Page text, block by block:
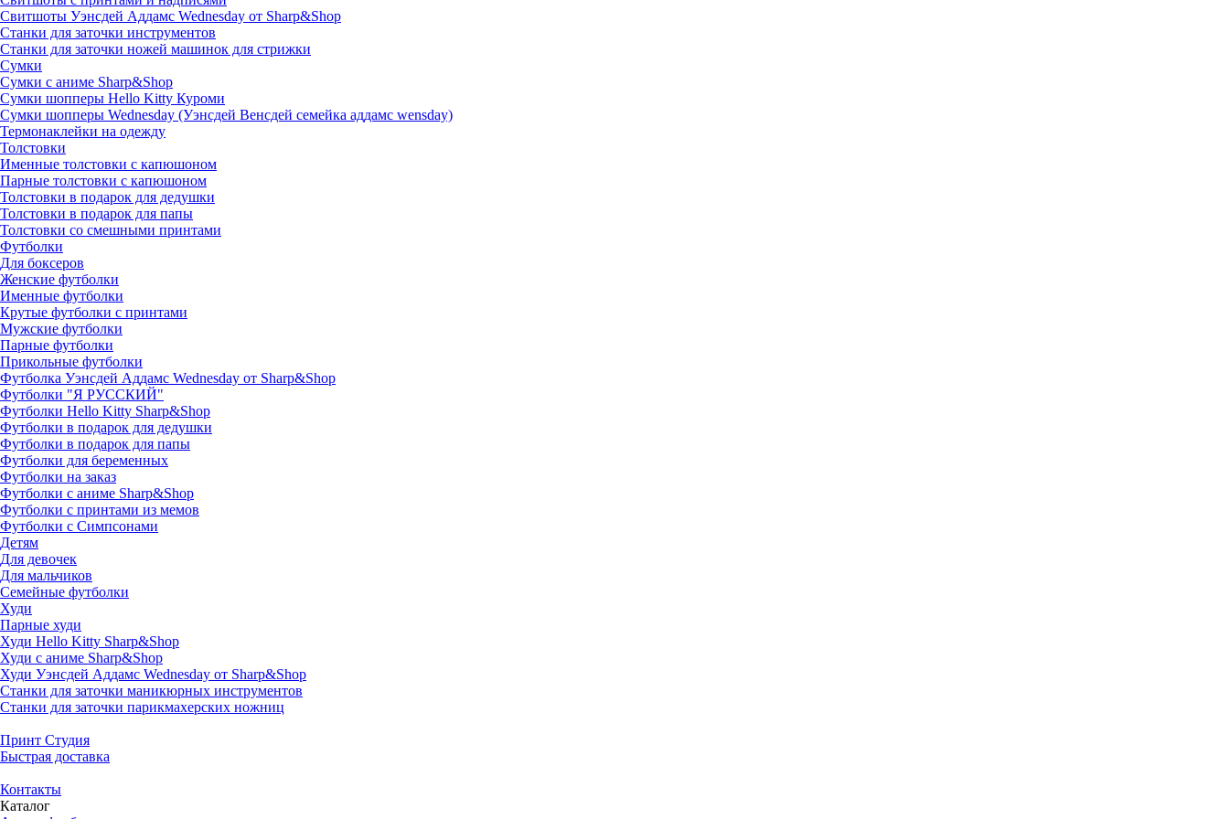
Свитшоты Уэнсдей Аддамс Wednesday от Sharp&Shop
Станки для заточки инструментов
Станки для заточки ножей машинок для стрижки
Сумки
Сумки с аниме Sharp&Shop
Сумки шопперы Hello Kitty Куроми
Сумки шопперы Wednesday (Уэнсдей Венсдей семейка аддамс wensday)
Термонаклейки на одежду
Толстовки
Именные толстовки с капюшоном
Парные толстовки с капюшоном
Толстовки в подарок для дедушки
Толстовки в подарок для папы
Толстовки со смешными принтами
Футболки
Для боксеров
Женские футболки
Именные футболки
Крутые футболки с принтами
Мужские футболки
Парные футболки
Прикольные футболки
Футболка Уэнсдей Аддамс Wednesday от Sharp&Shop
Футболки "Я РУССКИЙ"
Футболки Hello Kitty Sharp&Shop
Футболки в подарок для дедушки
Футболки в подарок для папы
Футболки для беременных
Футболки на заказ
Футболки с аниме Sharp&Shop
Футболки с принтами из мемов
Футболки с Симпсонами
Детям
Для девочек
Для мальчиков
Семейные футболки
Худи
Парные худи
Худи Hello Kitty Sharp&Shop
Худи с аниме Sharp&Shop
Худи Уэнсдей Аддамс Wednesday от Sharp&Shop
Станки для заточки маникюрных инструментов
Станки для заточки парикмахерских ножниц
Принт Студия
Быстрая доставка
Контакты
Каталог